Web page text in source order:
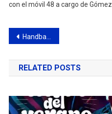
con el móvil 48 a cargo de Gómez.
Navegación
de
entradas
Handball femenino: el CBC ganó de local
RELATED POSTS